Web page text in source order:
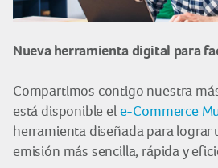
Nueva herramienta digital para
Compartimos contigo nuestra
está disponible el e-Commerce
herramienta diseñada para lograr
emisión más sencilla, rápida y